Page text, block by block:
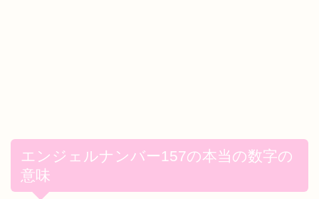
エンジェルナンバー157の本当の数字の
意味